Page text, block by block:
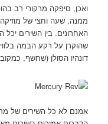
ואכן, סיפקה מרקורי רב
ממנה. שעה וחצי של
האחרונים. בין השירים
שהוקרן על רקע הבמה בלווי
דונהיו הסולן (שחשף,
אמנם לא כל השירים של